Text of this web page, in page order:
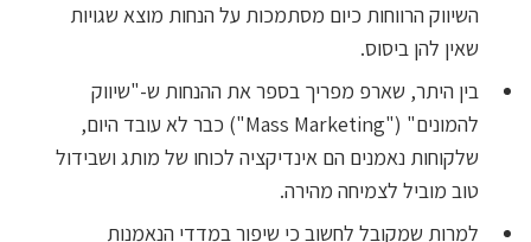
השיווק הרווחות כיום מסתמכות על הנחות מוצא שגויות
שאין להן ביסוס.
בין היתר, שארפ מפריך בספר את ההנחות ש-"שיווק
להמונים" ("Mass Marketing") כבר לא עובד היום,
שלקוחות נאמנים הם אינדיקציה לכוחו של מותג ושבידול
טוב מוביל לצמיחה מהירה.
למרות שמקובל לחשוב כי שיפור במדדי הנאמנות